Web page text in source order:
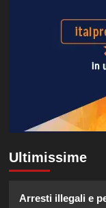
Ultimissime
Arresti illegali e